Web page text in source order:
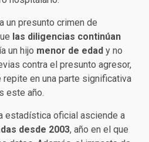
un presunto crimen de
las diligencias continúan
un hijo menor de edad y no
contra el presunto agresor,
repite en una parte significativa
este año.
estadística oficial asciende a
desde 2003, año en el que